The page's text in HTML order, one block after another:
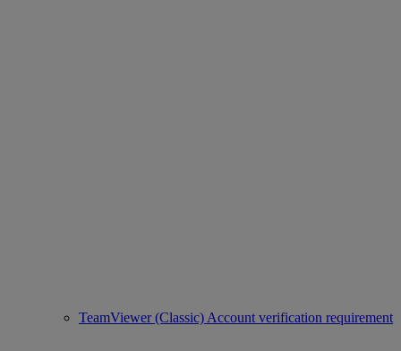
TeamViewer (Classic) Account verification requirement